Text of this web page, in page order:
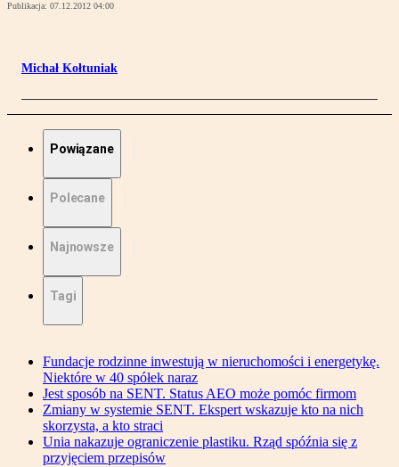
Publikacja: 07.12.2012 04:00
Michał Kołtuniak
Powiązane
Polecane
Najnowsze
Tagi
Fundacje rodzinne inwestują w nieruchomości i energetykę.
Niektóre w 40 spółek naraz
Jest sposób na SENT. Status AEO może pomóc firmom
Zmiany w systemie SENT. Ekspert wskazuje kto na nich
skorzysta, a kto straci
Unia nakazuje ograniczenie plastiku. Rząd spóźnia się z
przyjęciem przepisów